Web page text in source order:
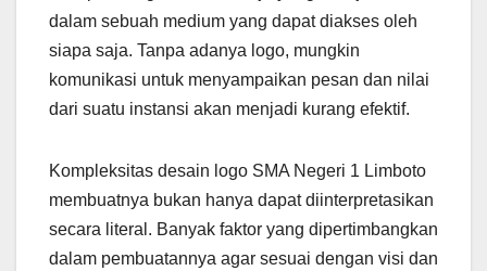
dalam sebuah medium yang dapat diakses oleh
siapa saja. Tanpa adanya logo, mungkin
komunikasi untuk menyampaikan pesan dan nilai
dari suatu instansi akan menjadi kurang efektif.
Kompleksitas desain logo SMA Negeri 1 Limboto
membuatnya bukan hanya dapat diinterpretasikan
secara literal. Banyak faktor yang dipertimbangkan
dalam pembuatannya agar sesuai dengan visi dan